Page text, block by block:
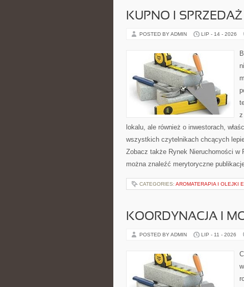
KUPNO I
POSTED BY ADMIN LIP - 14 - 2026
z
lokalu, ale również o inwestorach,
wszystkich czytelnikach chcących
Zobacz także Rynek Nieruchomości w
można znaleźć merytoryczne
CATEGORIES: AROMATERAPIA I OLEJKI
KOORDYNACJA I
POSTED BY ADMIN LIP - 11 - 2026